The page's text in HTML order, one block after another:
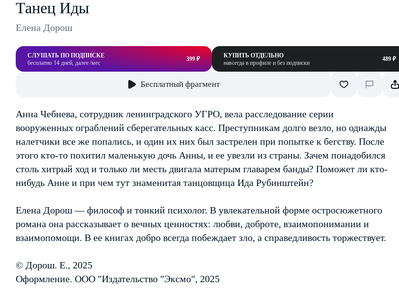
Танец Иды
Елена Дорош
СЛУШАТЬ ПО ПОДПИСКЕ
бесплатно 14 дней, далее /мес
399 ₽
КУПИТЬ ОТДЕЛЬНО
навсегда в профиле и без подписки
489 ₽
Бесплатный фрагмент
Анна Чебнева, сотрудник ленинградского УГРО, вела расследование серии
вооруженных ограблений сберегательных касс. Преступникам долго везло, но однажды
налетчики все же попались, и один их них был застрелен при попытке к бегству. После
этого кто-то похитил маленькую дочь Анны, и ее увезли из страны. Зачем понадобился
столь хитрый ход и только ли месть двигала матерым главарем банды? Поможет ли кто-
нибудь Анне и при чем тут знаменитая танцовщица Ида Рубинштейн?
Елена Дорош — философ и тонкий психолог. В увлекательной форме остросюжетного
романа она рассказывает о вечных ценностях: любви, доброте, взаимопонимании и
взаимопомощи. В ее книгах добро всегда побеждает зло, а справедливость торжествует.
© Дорош. Е., 2025
Оформление. ООО "Издательство "Эксмо", 2025